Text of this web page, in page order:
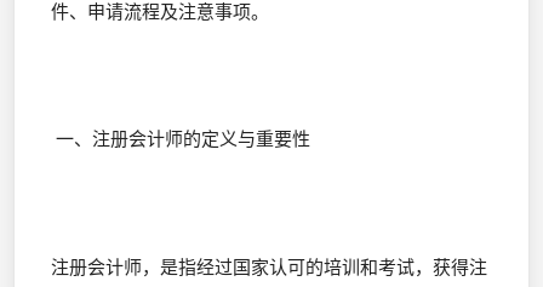
件、申请流程及注意事项。
一、注册会计师的定义与重要性
注册会计师，是指经过国家认可的培训和考试，获得注